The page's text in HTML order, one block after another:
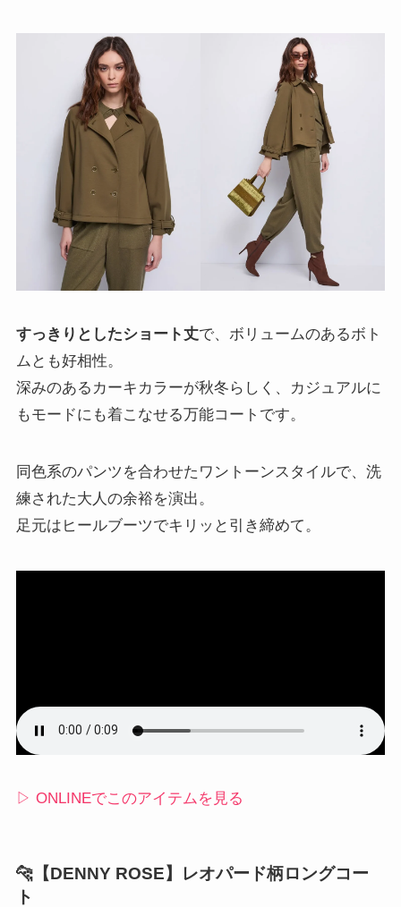
すっきりとしたショート丈で、ボリュームのあるボト
ムとも好相性。
深みのあるカーキカラーが秋冬らしく、カジュアルに
もモードにも着こなせる万能コートです。
同色系のパンツを合わせたワントーンスタイルで、洗
練された大人の余裕を演出。
足元はヒールブーツでキリッと引き締めて。
▷ ONLINEでこのアイテムを見る
🐆【DENNY ROSE】レオパード柄ロングコー
ト